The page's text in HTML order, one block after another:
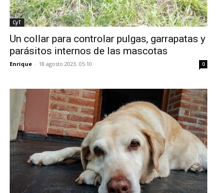
CyT
Un collar para controlar pulgas, garrapatas y
parásitos internos de las mascotas
Enrique - 18 agosto 2023, 05:10 0